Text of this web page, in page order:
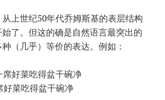
上世纪50年代乔姆斯基的表层结构
了。但这的确是自然语言最突出的
（几乎）等价的表达。例如：
席好菜吃得盆干碗净
好菜吃得盆干碗净